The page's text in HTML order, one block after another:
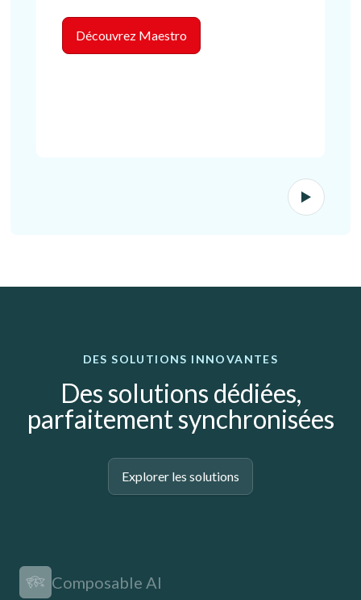
Découvrez Maestro
DES SOLUTIONS INNOVANTES
Des solutions dédiées,
parfaitement synchronisées
Explorer les solutions
Composable AI